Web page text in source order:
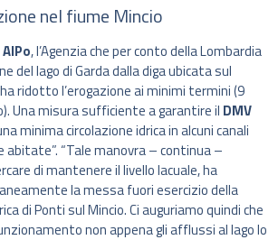
nel fiume Mincio
AIPo, l’Agenzia che per conto della Lombardia
del lago di Garda dalla diga ubicata sul
ridotto l’erogazione ai minimi termini (9
Una misura sufficiente a garantire il DMV
minima circolazione idrica in alcuni canali
abitate”. “Tale manovra – continua –
di mantenere il livello lacuale, ha
la messa fuori esercizio della
di Ponti sul Mincio. Ci auguriamo quindi che
non appena gli afflussi al lago lo